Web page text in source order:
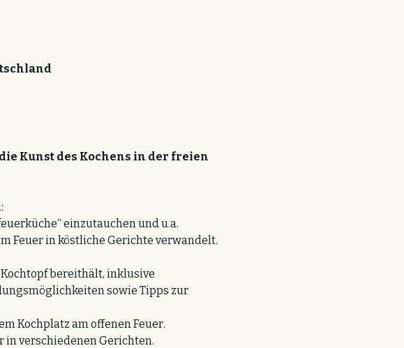
Kunst des Kochens in der freien
einzutauchen und u.a.
Feuer in köstliche Gerichte verwandelt.
bereithält, inklusive
sowie Tipps zur
Kochplatz am offenen Feuer.
verschiedenen Gerichten.